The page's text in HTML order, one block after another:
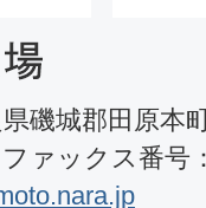
磯城郡田原本
ァックス番号